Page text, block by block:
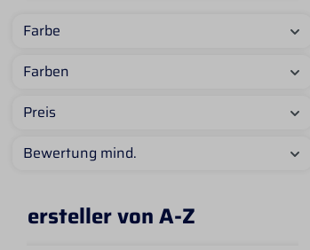
Farbe
Farben
Preis
Bewertung mind.
Hersteller von A-Z